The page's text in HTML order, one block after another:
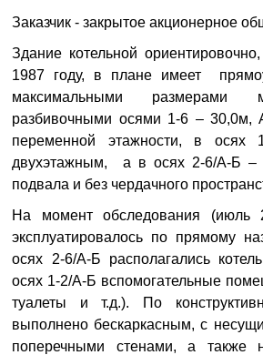
Заказчик - закрытое акционерное
Здание котельной
1987 году, в плане имеет
максимальными размерами
разбивочными осями 1-6 – 30,0м,
переменной этажности, в осях
двухэтажным, а в осях 2-6/А-Б –
подвала и без чердачного
На момент обследования (июль
эксплуатировалось по прямому
осях 2-6/А-Б располагались
осях 1-2/А-Б вспомогательные
туалеты и т.д.). По
выполнено бескаркасным, с
поперечными стенами, а также